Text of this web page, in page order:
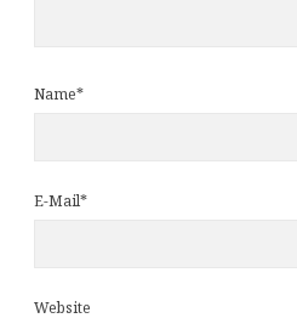
Name*
E-Mail*
Website